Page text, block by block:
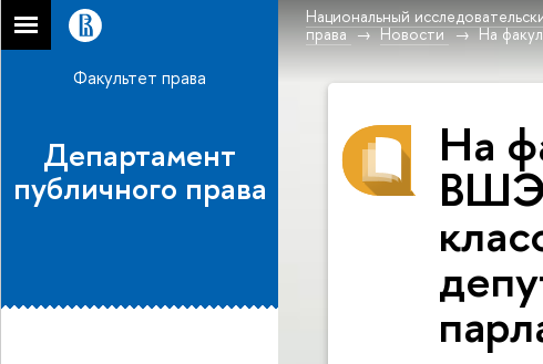
Национальный
права
Новости На
Факультет права
Департамент
публичного права
На
ВШЭ